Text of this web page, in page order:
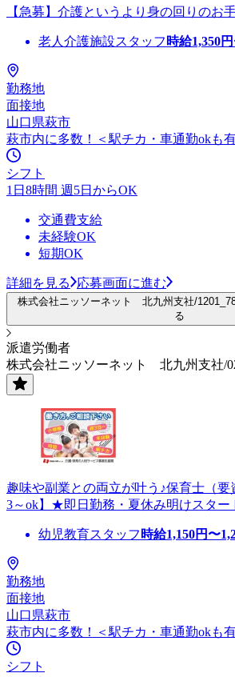
【急募】介護というより身の回りのお
老人介護施設スタッフ 時給1,350
勤務地
面接地
山口県萩市
萩市内に多数！＜駅チカ・車通勤okも
シフト
1日8時間 週5日からOK
交通費支給
未経験OK
短期OK
詳細を見る 応募画面に進む
株式会社ニッソーネット 北九州支社/
る
派遣労働者
株式会社ニッソーネット 北九州支社/
趣味や副業との両立が叶う♪保育士（要
3～ok】★即日勤務・夏休み明けスター
幼児教育スタッフ 時給1,150円〜
勤務地
面接地
山口県萩市
萩市内に多数！＜駅チカ・車通勤okも
シフト